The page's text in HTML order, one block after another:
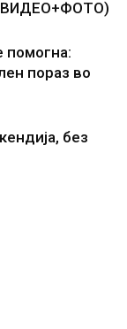
(ВИДЕО+ФОТО)
помогна:
пораз во
без